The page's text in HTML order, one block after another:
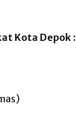
Kota Depok :